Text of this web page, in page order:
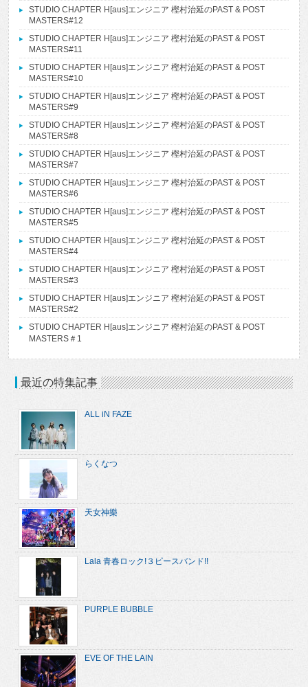
STUDIO CHAPTER H[aus]エンジニア 樫村治延のPAST & POST
MASTERS#12
STUDIO CHAPTER H[aus]エンジニア 樫村治延のPAST & POST
MASTERS#11
STUDIO CHAPTER H[aus]エンジニア 樫村治延のPAST & POST
MASTERS#10
STUDIO CHAPTER H[aus]エンジニア 樫村治延のPAST & POST
MASTERS#9
STUDIO CHAPTER H[aus]エンジニア 樫村治延のPAST & POST
MASTERS#8
STUDIO CHAPTER H[aus]エンジニア 樫村治延のPAST & POST
MASTERS#7
STUDIO CHAPTER H[aus]エンジニア 樫村治延のPAST & POST
MASTERS#6
STUDIO CHAPTER H[aus]エンジニア 樫村治延のPAST & POST
MASTERS#5
STUDIO CHAPTER H[aus]エンジニア 樫村治延のPAST & POST
MASTERS#4
STUDIO CHAPTER H[aus]エンジニア 樫村治延のPAST & POST
MASTERS#3
STUDIO CHAPTER H[aus]エンジニア 樫村治延のPAST & POST
MASTERS#2
STUDIO CHAPTER H[aus]エンジニア 樫村治延のPAST & POST
MASTERS＃1
最近の特集記事
ALL iN FAZE
らくなつ
天女神樂
Lala 青春ロック!３ピースバンド!!
PURPLE BUBBLE
EVE OF THE LAIN